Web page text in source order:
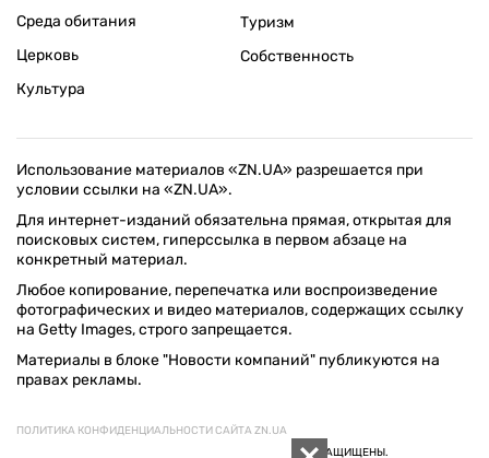
Среда обитания
Церковь
Культура
Туризм
Собственность
Использование материалов «ZN.UA» разрешается при
условии ссылки на «ZN.UA».
Для интернет-изданий обязательна прямая, открытая для
поисковых систем, гиперссылка в первом абзаце на
конкретный материал.
Любое копирование, перепечатка или воспроизведение
фотографических и видео материалов, содержащих ссылку
на Getty Images, строго запрещается.
Материалы в блоке "Новости компаний" публикуются на
правах рекламы.
ПОЛИТИКА КОНФИДЕНЦИАЛЬНОСТИ САЙТА ZN.UA
© 1994–2026 «ЗЕРКАЛО НЕДЕЛИ. УКРАИНА». ВСЕ ПРАВА ЗАЩИЩЕНЫ.